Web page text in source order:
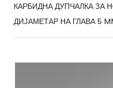
КАРБИДНА ДУПЧАЛКА ЗА
ДИЈАМЕТАР НА ГЛАВА 5